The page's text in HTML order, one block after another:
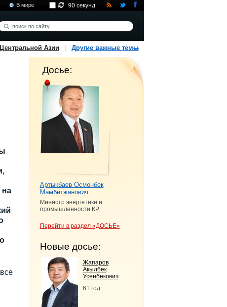
В мире 90 секунд
Азии Другие важные темы
на
Досье:
Артыкбаев Осмонбек
Мамбетжанович
Министр энергетики и
промышленности КР
Перейти в раздел «ДОСЬЕ»
Новые досье:
Жапаров
Акылбек
Усенбекович
61 год